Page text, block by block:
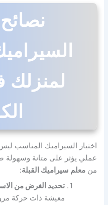
نصائح
لمنزلك
اختيار السيراميك المناسب
عملي يؤثر على متانة وسهولة
منمعلم سيراميك القبلة:
تحديد الغرض من
معيشة ذات حركة